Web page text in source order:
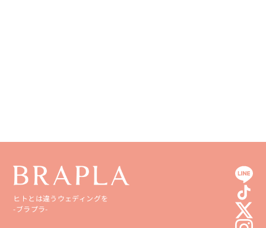
ヒトとは違うウェディングを
-ブラプラ-